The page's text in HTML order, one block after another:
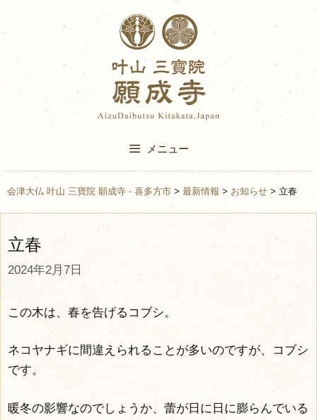
to
content
メニュー
会津大仏 叶山 三寶院 願成寺 - 喜多方市 > 最新情報 > お知らせ > 立春
立春
2024年2月7日
この木は、春を告げるコブシ。
ネコヤナギに間違えられることが多いのですが、コブシ
です。
暖冬の影響なのでしょうか、蕾が日に日に膨らんでいる